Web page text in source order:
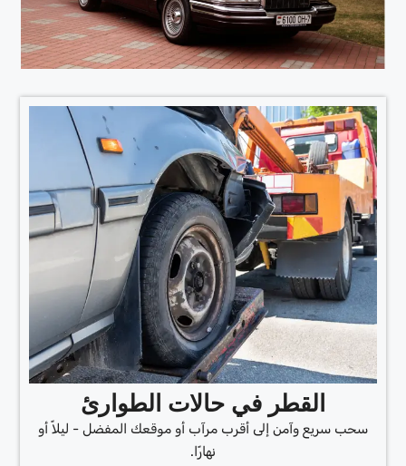
القطر في حالات الطوارئ
سحب سريع وآمن إلى أقرب مرآب أو موقعك المفضل - ليلاً أو
نهارًا.